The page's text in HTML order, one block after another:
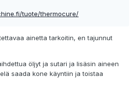
tuote/thermocure/
ainetta tarkoitin, en tajunnut
öljyt ja sutari ja lisäsin aineen
saada kone käyntiin ja toistaa